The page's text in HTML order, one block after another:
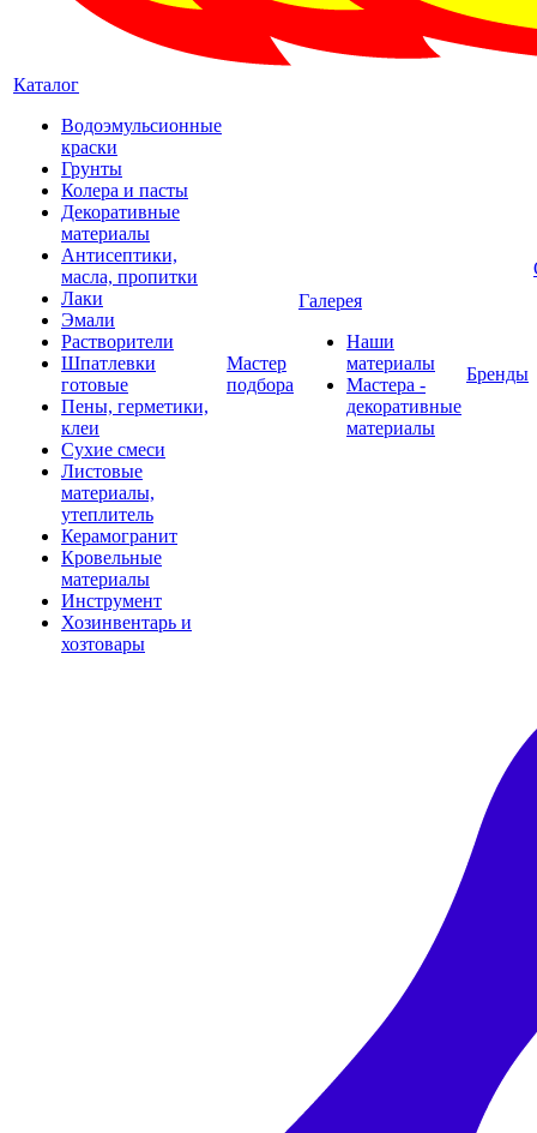
Каталог
Водоэмульсионные
краски
Грунты
Колера и пасты
Декоративные
материалы
Антисептики,
масла, пропитки
Лаки
Эмали
Растворители
Шпатлевки
готовые
Пены, герметики,
клеи
Сухие смеси
Листовые
материалы,
утеплитель
Керамогранит
Кровельные
материалы
Инструмент
Хозинвентарь и
хозтовары
Мастер
подбора
Галерея
Наши
материалы
Мастера -
декоративные
материалы
Бренды